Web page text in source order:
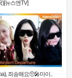
)[뉴스엔TV]
죄송해요🥺🎤마이..